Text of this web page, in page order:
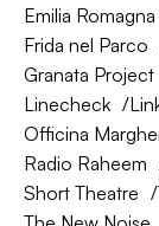
Emilia
Frida nel Parco
Granata Project
Linecheck
Officina
Radio Raheem
Short Theatre